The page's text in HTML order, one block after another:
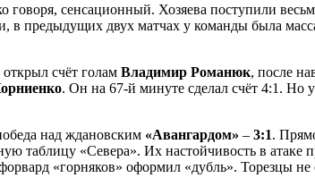
говоря, сенсационный. Хозяева поступили
в предыдущих двух матчах у команды была
счёт голам Владимир Романюк, после
. Он на 67-й минуте сделал счёт 4:1. Но
над ждановским «Авангардом» – 3:1.
таблицу «Севера». Их настойчивость в атаке
«горняков» оформил «дубль». Торезцы